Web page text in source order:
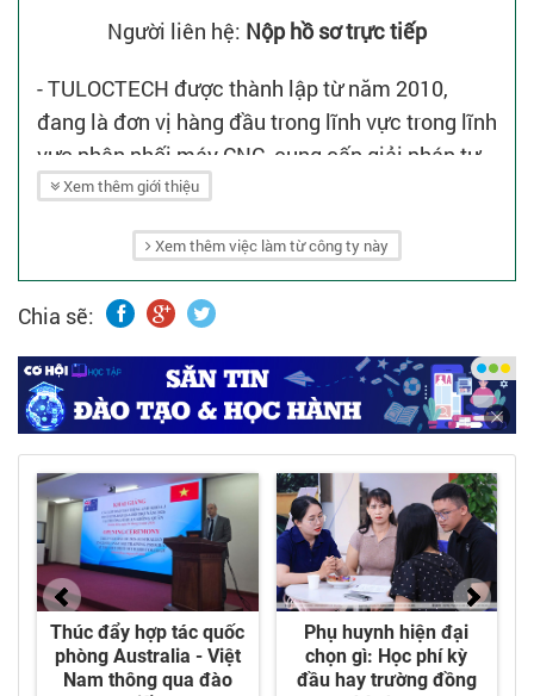
Người liên hệ: Nộp hồ sơ trực tiếp
- TULOCTECH được thành lập từ năm 2010,
đang là đơn vị hàng đầu trong lĩnh vực trong lĩnh
vực phân phối máy CNC, cung cấp giải pháp tự
động hóa, phụ tùng - thiết bị đi kèm và dịch vụ
Xem thêm giới thiệu
Xem thêm việc làm từ công ty này
Chia sẽ: